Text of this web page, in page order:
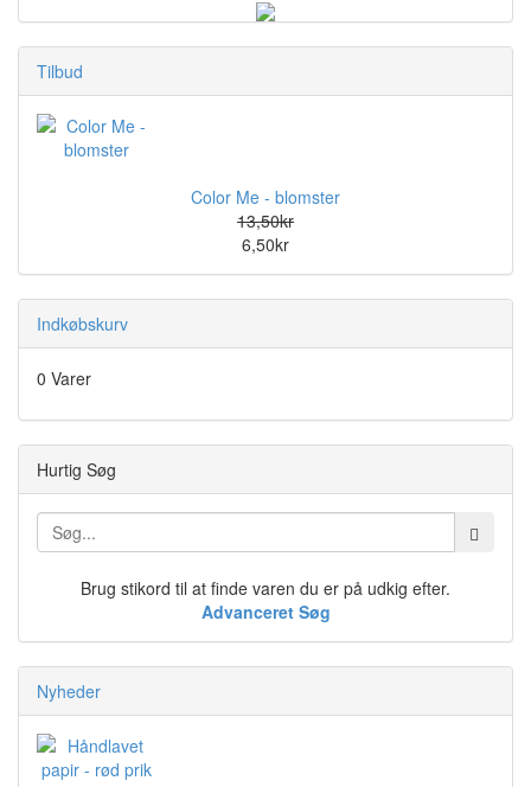
Tilbud
Color Me - blomster
13,50kr
6,50kr
Indkøbskurv
0 Varer
Hurtig Søg
Brug stikord til at finde varen du er på udkig efter.
Advanceret Søg
Nyheder